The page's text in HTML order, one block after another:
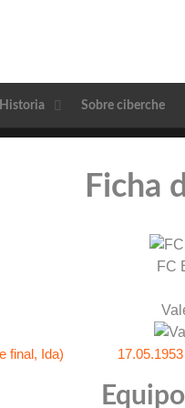
Historia Sobre ciberche
Ficha
FC
final, Ida) 17.05.1953